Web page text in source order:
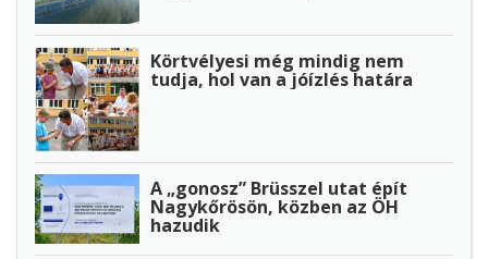
Körtvélyesi még mindig nem
tudja, hol van a jóízlés határa
A „gonosz” Brüsszel utat épít
Nagykőrösön, közben az ÖH
hazudik